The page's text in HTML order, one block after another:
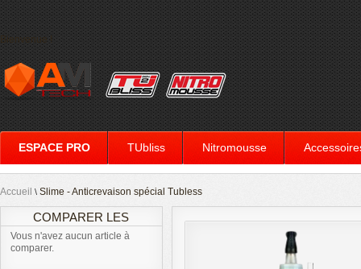
Bienvenue !
ESPACE PRO TUbliss Nitromousse
Accueil \ Slime - Anticrevaison spécial Tubless
COMPARER LES
PRODUITS
Vous n'avez aucun article à
comparer.